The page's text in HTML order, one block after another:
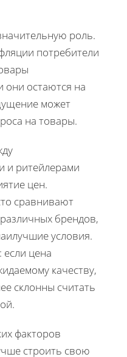
роль.
потребители
остаются на
может
на товары.
и ритейлерами
цен.
сравнивают
брендов,
условия.
если цена
качеству,
склонны считать
факторов
строить свою